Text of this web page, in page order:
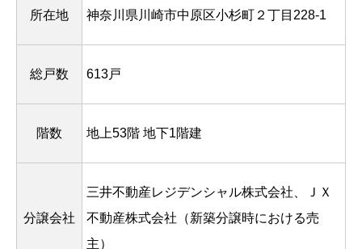
所在地 神奈川県川崎市中原区小杉町２丁目228-1
総戸数 613戸
階数 地上53階 地下1階建
分譲会社
三井不動産レジデンシャル株式会社、ＪＸ
不動産株式会社（新築分譲時における売
主）